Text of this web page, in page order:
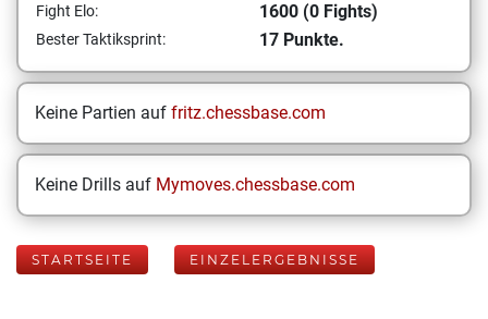
Fight Elo: 1600 (0 Fights)
Bester Taktiksprint: 17 Punkte.
Keine Partien auf fritz.chessbase.com
Keine Drills auf Mymoves.chessbase.com
STARTSEITE EINZELERGEBNISSE